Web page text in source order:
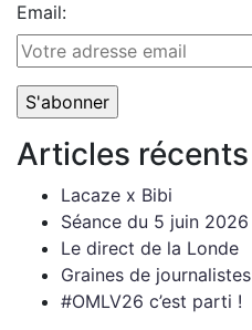
Email:
Articles récents
Lacaze x Bibi
Séance du 5 juin 2026
Le direct de la Londe
Graines de journalistes
#OMLV26 c’est parti !